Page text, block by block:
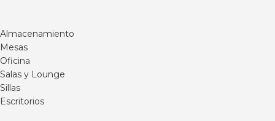
Almacenamiento
Mesas
Oficina
Salas y Lounge
Sillas
Escritorios